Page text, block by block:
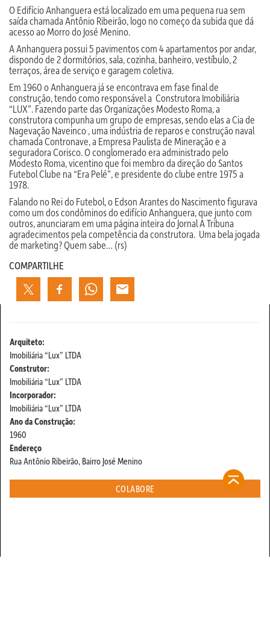
O Edifício Anhanguera está localizado em uma pequena rua sem
saída chamada Antônio Ribeirão, logo no começo da subida que dá
acesso ao Morro do José Menino.
A Anhanguera possui 5 pavimentos com 4 apartamentos por andar,
dispondo de 2 dormitórios, sala, cozinha, banheiro, vestíbulo, 2
terraços, área de serviço e garagem coletiva.
Em 1960 o Anhanguera já se encontrava em fase final de
construção, tendo como responsável a Construtora Imobiliária
“LUX”. Fazendo parte das Organizações Modesto Roma, a
construtora compunha um grupo de empresas, sendo elas a Cia de
Nagevação Naveinco , uma indústria de reparos e construção naval
chamada Contronave, a Empresa Paulista de Mineração e a
seguradora Corisco. O conglomerado era administrado pelo
Modesto Roma, vicentino que foi membro da direção do Santos
Futebol Clube na “Era Pelé”, e presidente do clube entre 1975 a
1978.
Falando no Rei do Futebol, o Edson Arantes do Nascimento figurava
como um dos condôminos do edifício Anhanguera, que junto com
outros, anunciaram em uma página inteira do Jornal A Tribuna
agradecimentos pela competência da construtora. Uma bela jogada
de marketing? Quem sabe… (rs)
COMPARTILHE
Arquiteto:
Imobiliária “Lux” LTDA
Construtor:
Imobiliária “Lux” LTDA
Incorporador:
Imobiliária “Lux” LTDA
Ano da Construção:
1960
Endereço
Rua Antônio Ribeirão, Bairro José Menino
COLABORE